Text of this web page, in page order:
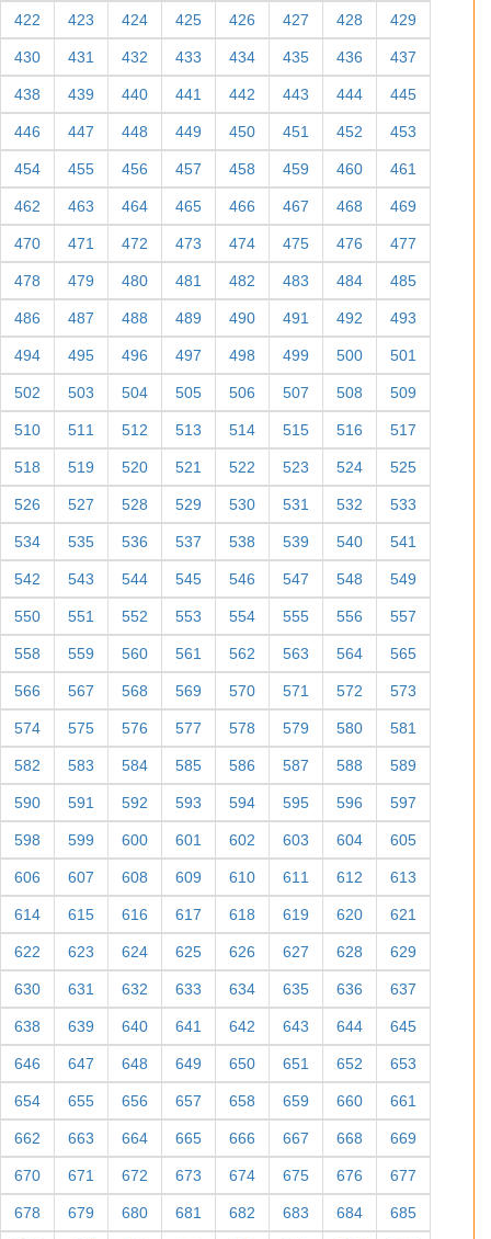
422 423 424 425 426 427 428 429
430 431 432 433 434 435 436 437
438 439 440 441 442 443 444 445
446 447 448 449 450 451 452 453
454 455 456 457 458 459 460 461
462 463 464 465 466 467 468 469
470 471 472 473 474 475 476 477
478 479 480 481 482 483 484 485
486 487 488 489 490 491 492 493
494 495 496 497 498 499 500 501
502 503 504 505 506 507 508 509
510 511 512 513 514 515 516 517
518 519 520 521 522 523 524 525
526 527 528 529 530 531 532 533
534 535 536 537 538 539 540 541
542 543 544 545 546 547 548 549
550 551 552 553 554 555 556 557
558 559 560 561 562 563 564 565
566 567 568 569 570 571 572 573
574 575 576 577 578 579 580 581
582 583 584 585 586 587 588 589
590 591 592 593 594 595 596 597
598 599 600 601 602 603 604 605
606 607 608 609 610 611 612 613
614 615 616 617 618 619 620 621
622 623 624 625 626 627 628 629
630 631 632 633 634 635 636 637
638 639 640 641 642 643 644 645
646 647 648 649 650 651 652 653
654 655 656 657 658 659 660 661
662 663 664 665 666 667 668 669
670 671 672 673 674 675 676 677
678 679 680 681 682 683 684 685